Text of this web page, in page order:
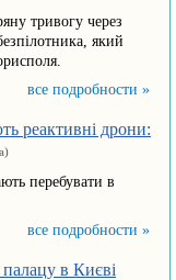
тривогу через
який
все подробности »
реактивні дрони:
перебувати в
все подробности »
в Києві